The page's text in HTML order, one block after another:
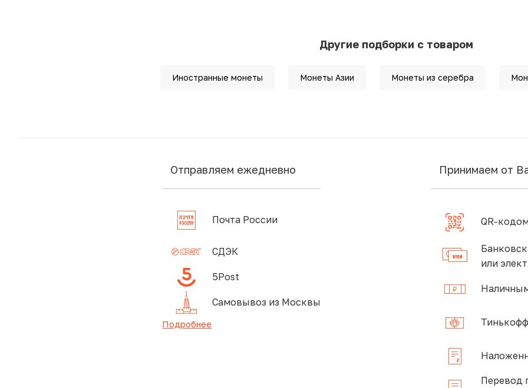
Другие подборки с товаром
Иностранные монеты Монеты Азии Монеты из серебра
Отправляем ежедневно
Почта России
СДЭК
5Post
Самовывоз из Москвы
Подробнее
Принимаем от
QR-
или
Перевод